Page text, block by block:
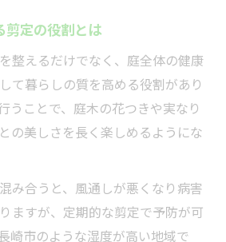
剪定の役割とは
整えるだけでなく、庭全体の健康
て暮らしの質を高める役割があり
うことで、庭木の花つきや実なり
の美しさを長く楽しめるようにな
み合うと、風通しが悪くなり病害
ますが、定期的な剪定で予防が可
崎市のような湿度が高い地域で